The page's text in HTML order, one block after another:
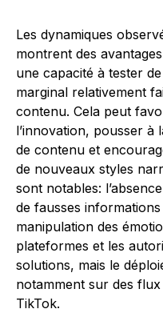
Les dynamiques
montrent des
une capacité à tester
marginal relativement
contenu. Cela peut
l’innovation, pousser à
de contenu et
de nouveaux styles
sont notables:
de fausses
manipulation des
plateformes et les
solutions, mais le
notamment sur des
TikTok.